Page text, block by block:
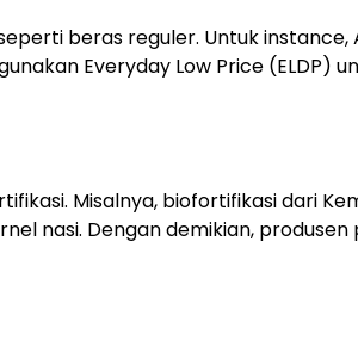
beras reguler. Untuk
Everyday Low Price (ELDP)
Misalnya, biofortifikasi dari
nasi. Dengan demikian,